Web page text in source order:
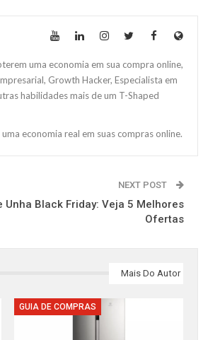
uma economia em sua compra online,
Growth Hacker, Especialista em
habilidades mais de um T-Shaped
economia real em suas compras online.
NEXT POST
Unha Black Friday: Veja 5 Melhores
Ofertas
Mais Do Autor
GUIA DE COMPRAS